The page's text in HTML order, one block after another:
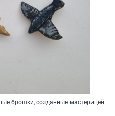
брошки, созданные мастерицей.